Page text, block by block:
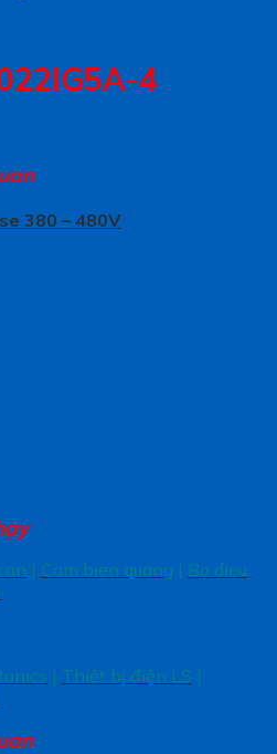
4
380 – 480V
| Cam bien quang | Bo dieu
| Thiết bị điện LS |